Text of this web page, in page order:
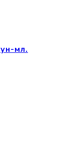
мл.